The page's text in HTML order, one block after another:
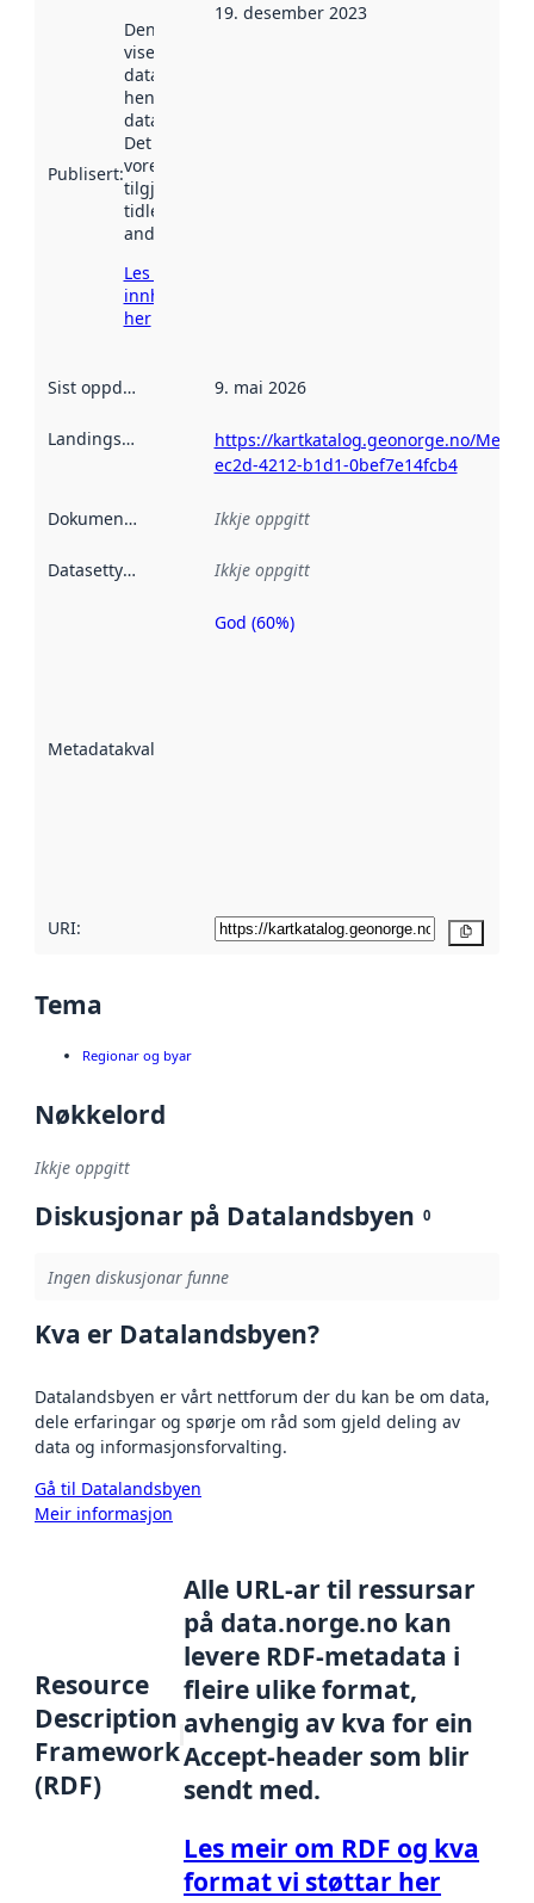
Publisert:
Denne datoen
viser når
datasettet vart
henta inn av
data.norge.no.
Det kan ha
vore
tilgjengeleg
tidlegare
andre stader.
Les meir om
innhenting
her
19. desember 2023
Sist oppdatert 9. mai 2026
Landingsside
https://kartkatalog.geonorge.no/
ec2d-4212-b1d1-0bef7e14fcb4
Dokumentasjon Ikkje oppgitt
Datasettype Ikkje oppgitt
Metadatakvalitet
Metadatakvalitet
God (60%)
URI:
Tema
Regionar og byar
Nøkkelord
Ikkje oppgitt
Diskusjonar på Datalandsbyen 0
Ingen diskusjonar funne
Kva er Datalandsbyen?
Datalandsbyen er vårt nettforum der du kan be om data,
dele erfaringar og spørje om råd som gjeld deling av
data og informasjonsforvalting.
Gå til Datalandsbyen
Meir informasjon
Resource
Description
Framework
(RDF)
Alle URL-ar til ressursar
på data.norge.no kan
levere RDF-metadata i
fleire ulike format,
avhengig av kva for ein
Accept-header som blir
sendt med.
Les meir om RDF og kva
format vi støttar her